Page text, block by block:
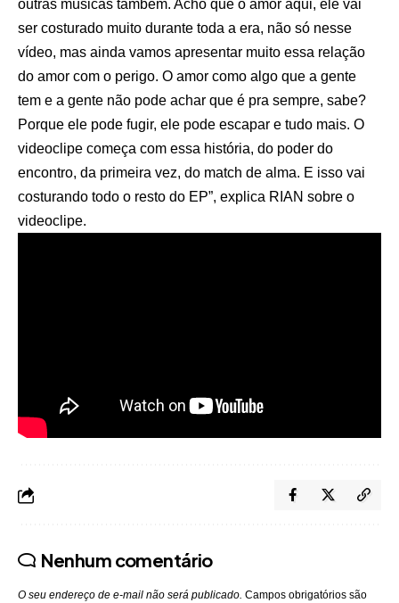
outras músicas também. Acho que o amor aqui, ele vai
ser costurado muito durante toda a era, não só nesse
vídeo, mas ainda vamos apresentar muito essa relação
do amor com o perigo. O amor como algo que a gente
tem e a gente não pode achar que é pra sempre, sabe?
Porque ele pode fugir, ele pode escapar e tudo mais. O
videoclipe começa com essa história, do poder do
encontro, da primeira vez, do match de alma. E isso vai
costurando todo o resto do EP”, explica RIAN sobre o
videoclipe.
Nenhum comentário
O seu endereço de e-mail não será publicado. Campos obrigatórios são